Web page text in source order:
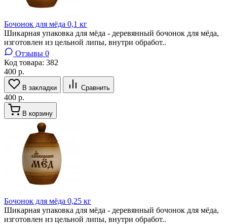
Бочонок для мёда 0,1 кг
Шикарная упаковка для мёда - деревянный бочонок для мёда,
изготовлен из цельной липы, внутри обработ..
Отзывы 0
Код товара: 382
400 р.
В закладки Сравнить
400 р.
В корзину
Бочонок для мёда 0,25 кг
Шикарная упаковка для мёда - деревянный бочонок для мёда,
изготовлен из цельной липы, внутри обработ..